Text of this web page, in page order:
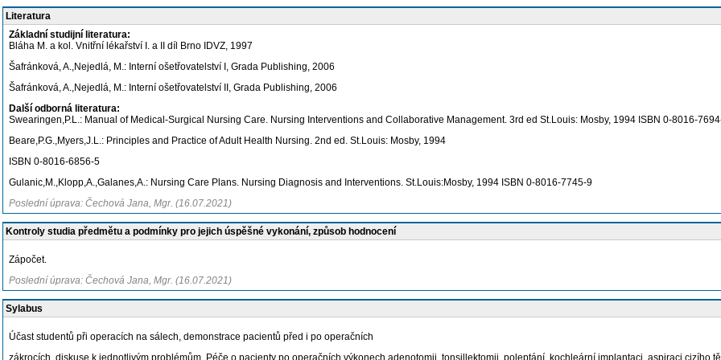
Literatura
Základní studijní literatura:
Bláha M. a kol. Vnitřní lékařství I. a II díl Brno IDVZ, 1997
Šafránková, A.,Nejedlá, M.: Interní ošetřovatelství I, Grada Publishing, 2006
Šafránková, A.,Nejedlá, M.: Interní ošetřovatelství II, Grada Publishing, 2006
Další odborná literatura:
Swearingen,P.L.: Manual of Medical-Surgical Nursing Care. Nursing Interventions and Collaborative Management. 3rd ed St.Louis: Mosby, 1994 ISBN 0-8016-
Beare,P.G.,Myers,J.L.: Principles and Practice of Adult Health Nursing. 2nd ed. St.Louis: Mosby, 1994
ISBN 0-8016-6856-5
Gulanic,M.,Klopp,A.,Galanes,A.: Nursing Care Plans. Nursing Diagnosis and Interventions. St.Louis:Mosby, 1994 ISBN 0-8016-7745-9
Poslední úprava: Čechová Jana, Mgr. (16.07.2021)
Kontroly studia předmětu a podmínky pro jejich úspěšné vykonání, způsob hodnocení
Zápočet.
Poslední úprava: Čechová Jana, Mgr. (16.07.2021)
Sylabus
Účast studentů při operacích na sálech, demonstrace pacientů před i po operačních
zákrocích, diskuse k jednotlivým problémům. Péče o pacienty po operačních výkonech adenotomii, tonsillektomii, poleptání, kochleární implantaci, aspiraci cizího